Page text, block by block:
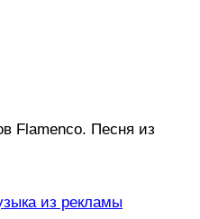
Flamenco. Песня из